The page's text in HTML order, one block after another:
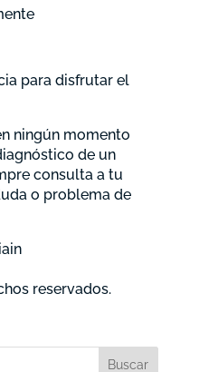
para disfrutar el
ningún momento
de un
consulta a tu
o problema de
reservados.